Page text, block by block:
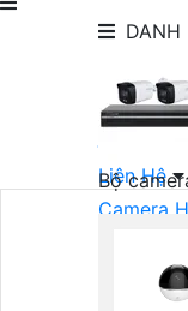
DANH
Bộ
Camera
Camera
Camera
lắp Đặt
Lắp Bộ
Lắp Đặt
Đầu Ghi
Liên Hệ